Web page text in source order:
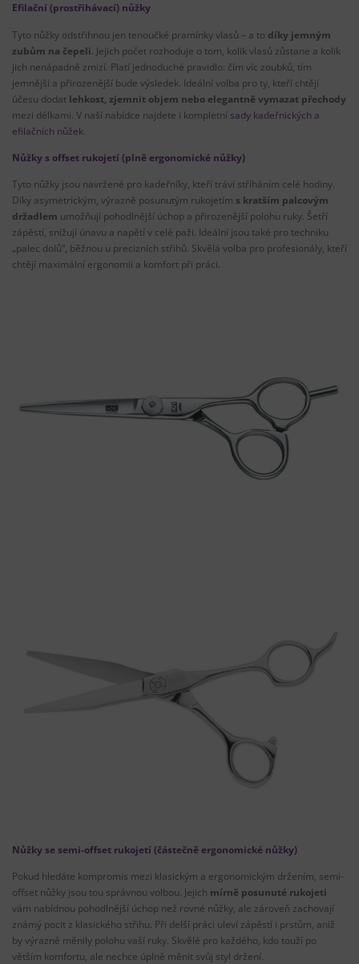
Efilační (prostřihávací) nůžky
Tyto nůžky odstřihnou jen tenoučké pramínky vlasů – a to díky jemným
zubům na čepeli. Jejich počet rozhoduje o tom, kolik vlasů zůstane a kolik
jich nenápadně zmizí. Platí jednoduché pravidlo: čím víc zoubků, tím
jemnější a přirozenější bude výsledek. Ideální volba pro ty, kteří chtějí
účesu dodat lehkost, zjemnit objem nebo elegantně vymazat přechody
mezi délkami. V naší nabídce najdete i kompletní sady kadeřnických a
efilačních nůžek.
Nůžky s offset rukojetí (plně ergonomické nůžky)
Tyto nůžky jsou navržené pro kadeřníky, kteří tráví stříháním celé hodiny.
Díky asymetrickým, výrazně posunutým rukojetím s kratším palcovým
držadlem umožňují pohodlnější úchop a přirozenější polohu ruky. Šetří
zápěstí, snižují únavu a napětí v celé paži. Ideální jsou také pro techniku
„palec dolů“, běžnou u precizních střihů. Skvělá volba pro profesionály, kteří
chtějí maximální ergonomii a komfort při práci.
Nůžky se semi-offset rukojetí (částečně ergonomické nůžky)
Pokud hledáte kompromis mezi klasickým a ergonomickým držením, semi-
offset nůžky jsou tou správnou volbou. Jejich mírně posunuté rukojeti
vám nabídnou pohodlnější úchop než rovné nůžky, ale zároveň zachovají
známý pocit z klasického střihu. Při delší práci uleví zápěstí i prstům, aniž
by výrazně měnily polohu vaší ruky. Skvělé pro každého, kdo touží po
větším komfortu, ale nechce úplně měnit svůj styl držení.